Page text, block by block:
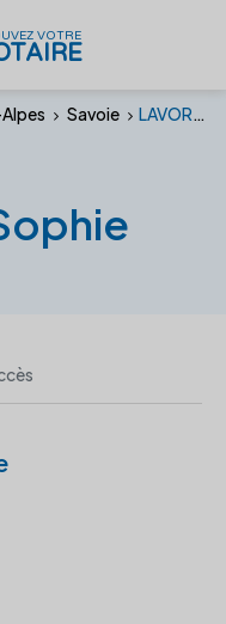
VOTRE
Savoie LAVOREL Sophie